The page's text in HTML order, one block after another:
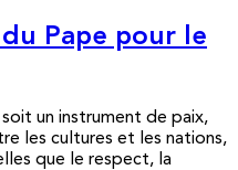
Pape pour le
un instrument de paix,
les cultures et les nations,
que le respect, la